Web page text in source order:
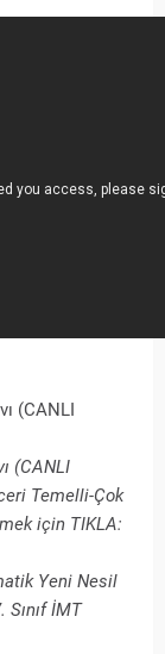
(CANLI
(CANLI
Temelli-Çok
için TIKLA:
Yeni Nesil
İMT